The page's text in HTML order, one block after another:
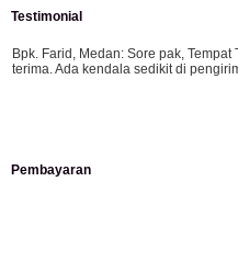
Testimonial
Bpk. Farid, Medan: Sore pak, Tempat
terima. Ada kendala sedikit di
kursi teras saya sudah saya terima
Pembayaran